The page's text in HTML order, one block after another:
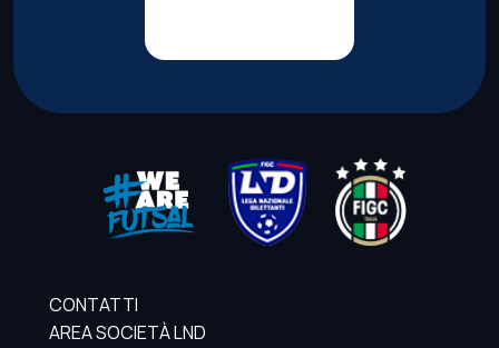
CONTATTI
AREA SOCIETÀ LND